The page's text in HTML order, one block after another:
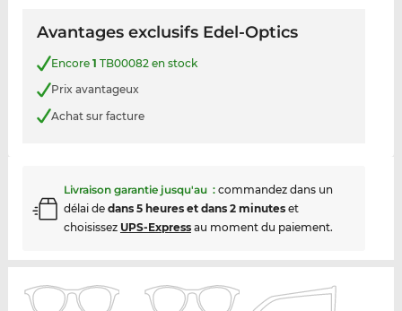
Avantages exclusifs Edel-Optics
Encore 1 TB00082 en stock
Prix avantageux
Achat sur facture
Livraison garantie jusqu'au : commandez dans un
délai de dans 5 heures et dans 2 minuteset
choisissez UPS-Expressau moment du paiement.